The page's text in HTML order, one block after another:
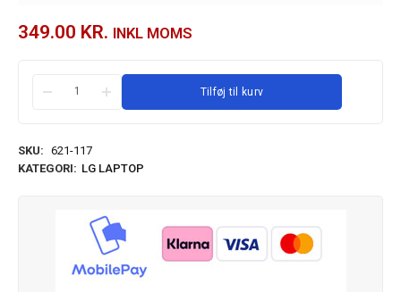
349.00 KR. INKL MOMS
Tilføj til kurv
SKU: 621-117
KATEGORI: LG LAPTOP